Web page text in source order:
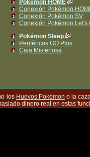
Pokémon HOME
Conexión Pokémon
Conexión Pokémon SV
Conexión Pokémon Let's
Pokémon Sleep
Periféricos GO Plus
Caja Misteriosa
los Huevos Pokémon o la
dinero real en estas